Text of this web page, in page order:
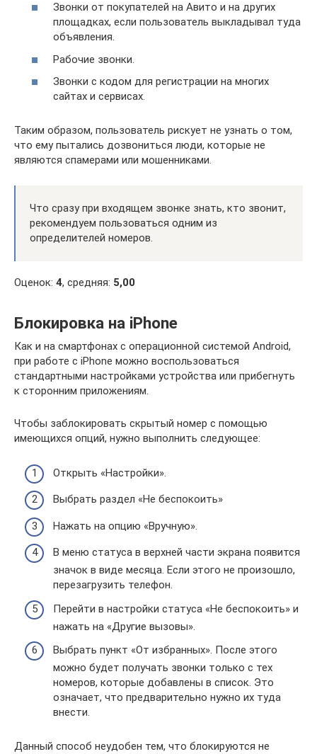
Звонки от покупателей на Авито и на других
площадках, если пользователь выкладывал туда
объявления.
Рабочие звонки.
Звонки с кодом для регистрации на многих
сайтах и сервисах.
Таким образом, пользователь рискует не узнать о том,
что ему пытались дозвониться люди, которые не
являются спамерами или мошенниками.
Что сразу при входящем звонке знать, кто звонит,
рекомендуем пользоваться одним из
определителей номеров.
Оценок: 4, средняя: 5,00
Блокировка на iPhone
Как и на смартфонах с операционной системой Android,
при работе с iPhone можно воспользоваться
стандартными настройками устройства или прибегнуть
к сторонним приложениям.
Чтобы заблокировать скрытый номер с помощью
имеющихся опций, нужно выполнить следующее:
Открыть «Настройки».
Выбрать раздел «Не беспокоить»
Нажать на опцию «Вручную».
В меню статуса в верхней части экрана появится
значок в виде месяца. Если этого не произошло,
перезагрузить телефон.
Перейти в настройки статуса «Не беспокоить» и
нажать на «Другие вызовы».
Выбрать пункт «От избранных». После этого
можно будет получать звонки только с тех
номеров, которые добавлены в список. Это
означает, что предварительно нужно их туда
внести.
Данный способ неудобен тем, что блокируются не